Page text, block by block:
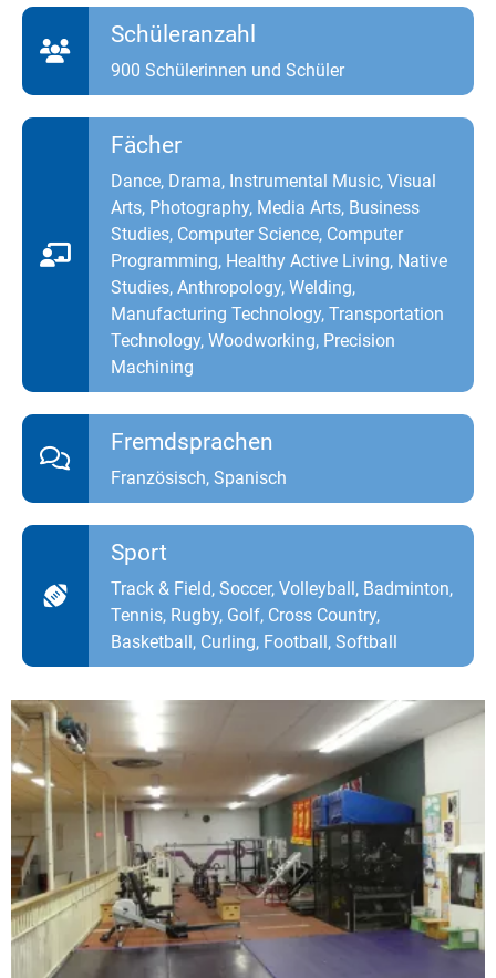
Schüleranzahl
900 Schülerinnen und Schüler
Fächer
Dance, Drama, Instrumental Music, Visual
Arts, Photography, Media Arts, Business
Studies, Computer Science, Computer
Programming, Healthy Active Living, Native
Studies, Anthropology, Welding,
Manufacturing Technology, Transportation
Technology, Woodworking, Precision
Machining
Fremdsprachen
Französisch, Spanisch
Sport
Track & Field, Soccer, Volleyball, Badminton,
Tennis, Rugby, Golf, Cross Country,
Basketball, Curling, Football, Softball